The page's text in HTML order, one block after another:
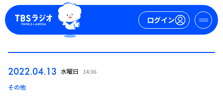
ログイン
2022.04.13 水曜日 14:36
その他